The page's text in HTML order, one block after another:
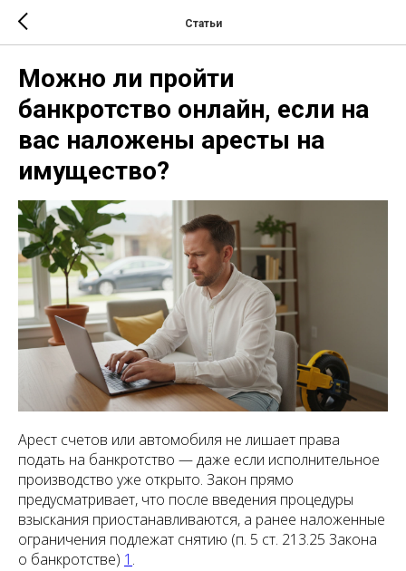
Статьи
Можно ли пройти
банкротство онлайн, если на
вас наложены аресты на
имущество?
Арест счетов или автомобиля не лишает права
подать на банкротство — даже если исполнительное
производство уже открыто. Закон прямо
предусматривает, что после введения процедуры
взыскания приостанавливаются, а ранее наложенные
ограничения подлежат снятию (п. 5 ст. 213.25 Закона
о банкротстве) 1 .